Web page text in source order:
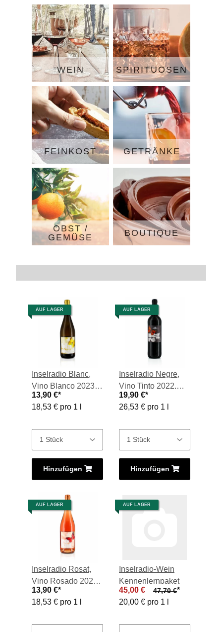
WEIN SPIRITUOSEN
FEINKOST GETRÄNKE
OBST /
GEMÜSE
BOUTIQUE
AUF LAGER
Inselradio Blanc,
Vino Blanco 2023,
0,75-l-Flasche
13,90 €*
18,53 € pro 1 l
Hinzufügen
AUF LAGER
Inselradio Negre,
Vino Tinto 2022,
0,75-l-Flasche
19,90 €*
26,53 € pro 1 l
Hinzufügen
AUF LAGER
Inselradio Rosat,
Vino Rosado 2023,
0,75-l-Flasche
13,90 €*
18,53 € pro 1 l
AUF LAGER
Inselradio-Wein
Kennenlernpaket
45,00 €
47,70 €*
20,00 € pro 1 l